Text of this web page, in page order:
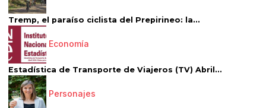
Tremp, el paraíso ciclista del Prepirineo: la...
Economía
Estadística de Transporte de Viajeros (TV) Abril...
Personajes